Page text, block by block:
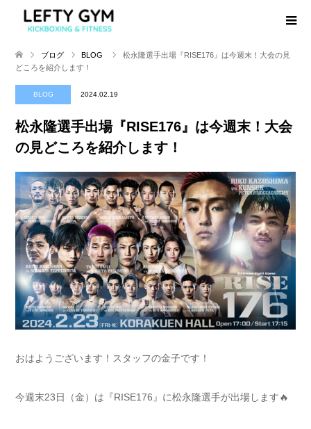
ブログ BLOG
松永隆選手出場『RISE176』は今週末！大会の見
どころを紹介します！
BLOG 2024.02.19
松永隆選手出場『RISE176』は今週末！大会
の見どころを紹介します！
おはようございます！スタッフの金子です！
今週末23日（金）は『RISE176』に松永隆選手が出場します🔥